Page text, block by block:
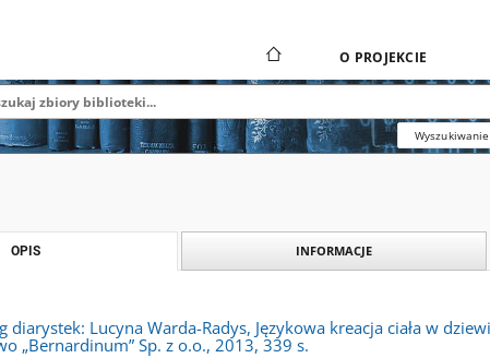
O PROJEKCIE
OPIS INFORMACJE
diarystek: Lucyna Warda-Radys, Językowa kreacja ciała w
„Bernardinum” Sp. z o.o., 2013, 339 s.